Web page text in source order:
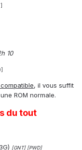
10
, il vous suffit
ROM normale.
du tout
[GNT] [PWD]